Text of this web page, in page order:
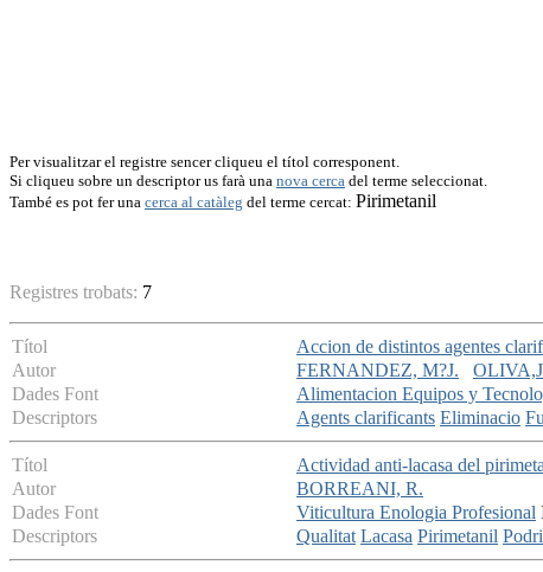
Per visualitzar el registre sencer cliqueu el títol corresponent.
Si cliqueu sobre un descriptor us farà una nova cerca del terme seleccionat.
També es pot fer una cerca al catàleg del terme cercat: Pirimetanil
Registres trobats: 7
Títol
Accion de distintos agentes
Autor
FERNANDEZ, M?J.
Dades Font
Alimentacion Equipos y
Descriptors
Agents clarificants Eliminacio
Títol
Actividad anti-lacasa del
Autor
BORREANI, R.
Dades Font
Viticultura Enologia Profesional
Descriptors
Qualitat Lacasa Pirimetanil